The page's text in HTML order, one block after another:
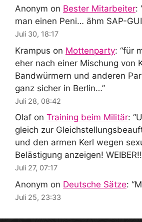
Anonym on Bester Mitarbeiter:
man einen Peni… ähm SAP-
Juli 30, 18:17
Krampus on Mottenparty: “für
eher nach einer Mischung von
Bandwürmern und anderen
ganz sicher in Berlin…”
Juli 28, 08:42
Olaf on Training beim Militär: “
gleich zur
und den armen Kerl wegen
Belästigung anzeigen!
Juli 27, 07:17
Anonym on Deutsche Sätze: “
Juli 25, 23:33